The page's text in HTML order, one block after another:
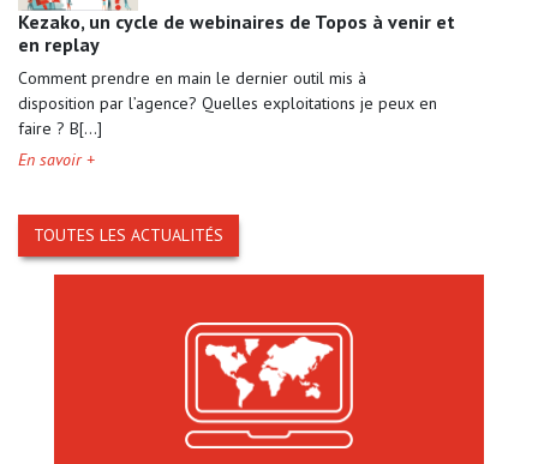
Kezako, un cycle de webinaires de Topos à venir et
en replay
Comment prendre en main le dernier outil mis à
disposition par l’agence? Quelles exploitations je peux en
faire ? B[...]
En savoir +
TOUTES LES ACTUALITÉS